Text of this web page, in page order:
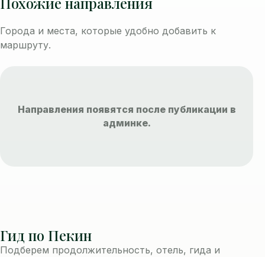
Города и места, которые удобно добавить к
маршруту.
Направления появятся после публикации в
админке.
Гид по Пекин
Подберем продолжительность, отель, гида и